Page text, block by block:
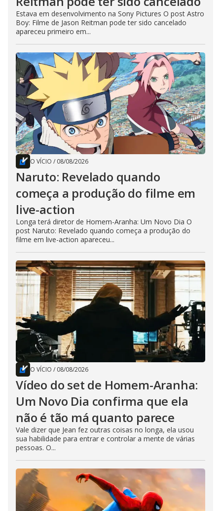
Estava em desenvolvimento na Sony Pictures O post Astro
Boy: Filme de Jason Reitman pode ter sido cancelado
apareceu primeiro em...
O VÍCIO / 08/08/2026
Naruto: Revelado quando
começa a produção do filme em
live-action
Longa terá diretor de Homem-Aranha: Um Novo Dia O
post Naruto: Revelado quando começa a produção do
filme em live-action apareceu...
O VÍCIO / 08/08/2026
Vídeo do set de Homem-Aranha:
Um Novo Dia confirma que ela
não é tão má quanto parece
Vale dizer que Jean fez outras coisas no longa, ela usou
sua habilidade para entrar e controlar a mente de várias
pessoas. O...